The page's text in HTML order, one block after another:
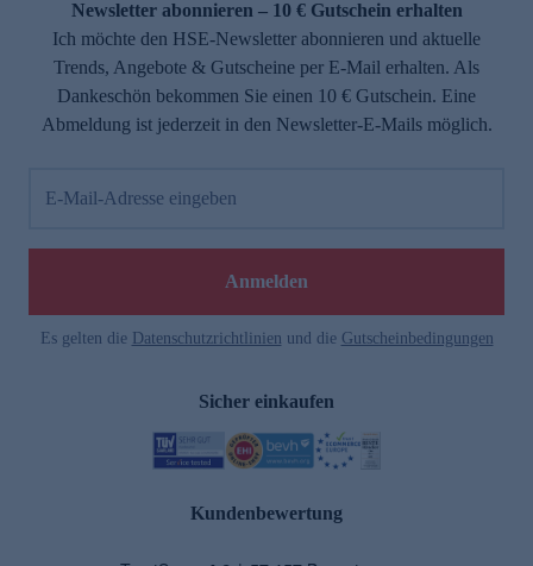
Newsletter abonnieren – 10 € Gutschein erhalten
Ich möchte den HSE-Newsletter abonnieren und aktuelle
Trends, Angebote & Gutscheine per E-Mail erhalten. Als
Dankeschön bekommen Sie einen 10 € Gutschein. Eine
Abmeldung ist jederzeit in den Newsletter-E-Mails möglich.
E-Mail-Adresse eingeben
Anmelden
Es gelten die Datenschutzrichtlinien und die Gutscheinbedingungen
Sicher einkaufen
Kundenbewertung